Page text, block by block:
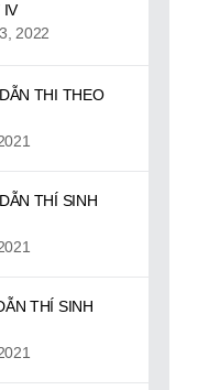
IV
2022
THI THEO
THÍ SINH
THÍ SINH